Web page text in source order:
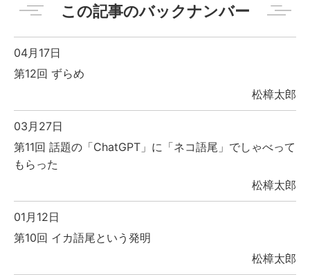
この記事のバックナンバー
04月17日
第12回 ずらめ
松樟太郎
03月27日
第11回 話題の「ChatGPT」に「ネコ語尾」でしゃべって
もらった
松樟太郎
01月12日
第10回 イカ語尾という発明
松樟太郎